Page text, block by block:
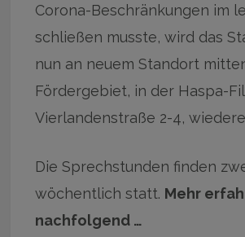
Corona-Beschränkungen im
schließen musste, wird das
nun an neuem Standort
Fördergebiet, in der Haspa-
Vierlandenstraße 2-4,
Die Sprechstunden finden
wöchentlich statt. Mehr
nachfolgend …